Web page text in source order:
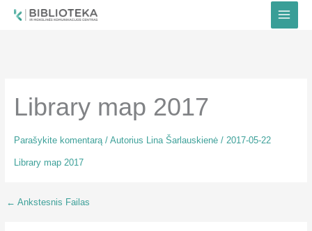
Library map 2017
Parašykite komentarą / Autorius Lina Šarlauskienė / 2017-05-22
Library map 2017
← Ankstesnis Failas